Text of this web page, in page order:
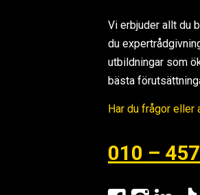
Vi erbjuder allt du
du
utbildningar som
bästa
Har du frågor eller
010 –